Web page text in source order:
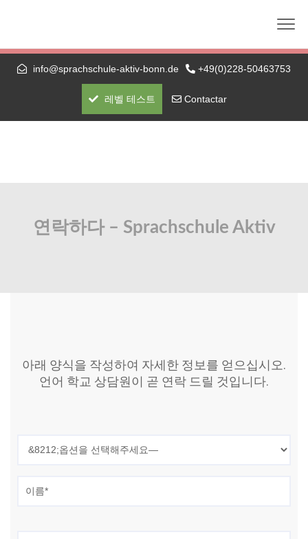
Die nächste telc-Prüfung: 01.09.2026 (schriftlich +
info@sprachschule-aktiv-bonn.de +49(0)228-50463753
레벨 테스트 Contactar
연락하다 – Sprachschule Aktiv
아래 양식을 작성하여 자세한 정보를 얻으십시오.
언어 학교 상담원이 곧 연락 드릴 것입니다.